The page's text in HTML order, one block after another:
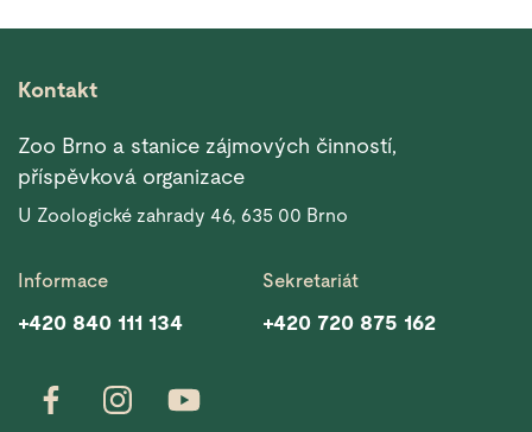
Kontakt
Zoo Brno a stanice zájmových činností,
příspěvková organizace
U Zoologické zahrady 46, 635 00 Brno
Informace
+420 840 111 134
Sekretariát
+420 720 875 162